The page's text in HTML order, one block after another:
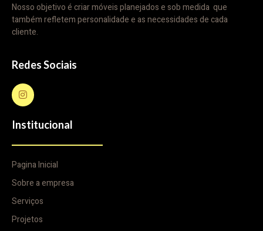
Nosso objetivo é criar móveis planejados e sob medida que
também refletem personalidade e as necessidades de cada
cliente.
Redes Sociais
Institucional
Pagina Inicial
Sobre a empresa
Serviços
Projetos